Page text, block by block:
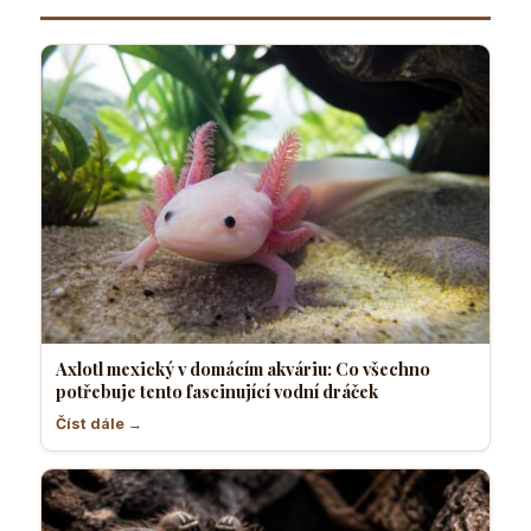
dráček
Axlotl mexický v domácím akváriu: Co všechno
potřebuje tento fascinující vodní dráček
Číst dále →